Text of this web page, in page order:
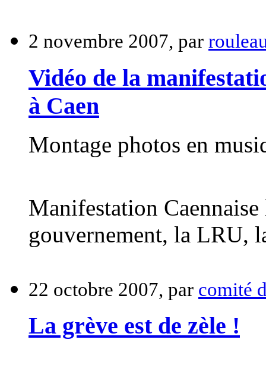
2 novembre 2007, par
Vidéo de la
à Caen
Montage photos en
Manifestation
gouvernement, la LRU,
22 octobre 2007, par comité
La grève est de zèle !